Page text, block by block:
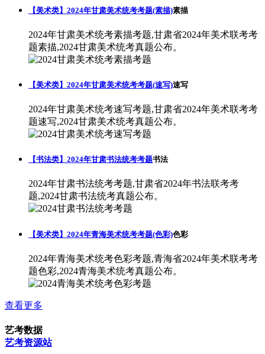
【美术类】2024年甘肃美术统考考题(素描)素描
2024年甘肃美术统考素描考题,甘肃省2024年美术联考考
题素描,2024甘肃美术统考真题公布。
【美术类】2024年甘肃美术统考考题(速写)速写
2024年甘肃美术统考速写考题,甘肃省2024年美术联考考
题速写,2024甘肃美术统考真题公布。
【书法类】2024年甘肃书法统考考题书法
2024年甘肃书法统考考题,甘肃省2024年书法联考考
题,2024甘肃书法统考真题公布。
【美术类】2024年青海美术统考考题(色彩)色彩
2024年青海美术统考色彩考题,青海省2024年美术联考考
题色彩,2024青海美术统考真题公布。
查看更多
艺考数据
艺考资源站